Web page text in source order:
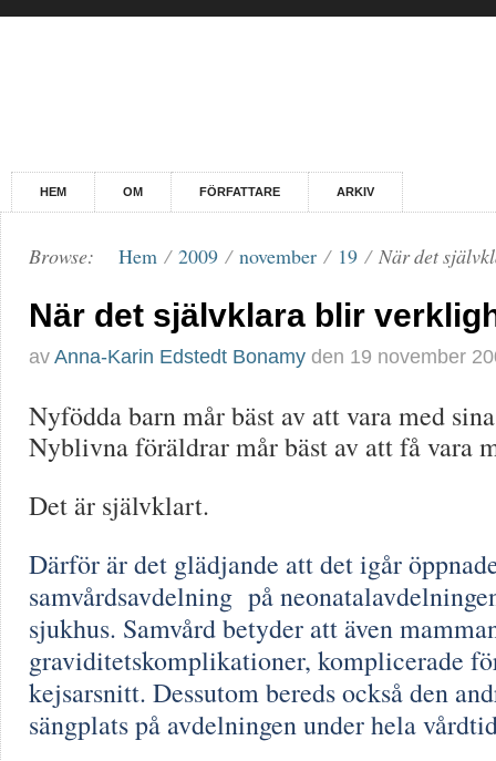
HEM OM FÖRFATTARE ARKIV
Browse: Hem / 2009 / november / 19 / När det
När det självklara blir
av Anna-Karin Edstedt Bonamy den 19 november
Nyfödda barn mår bäst av att vara med
Nyblivna föräldrar mår bäst av att få vara
Det är självklart.
Därför är det glädjande att det igår
samvårdsavdelning på
sjukhus. Samvård betyder att även
graviditetskomplikationer, komplicerade
kejsarsnitt. Dessutom bereds också den
sängplats på avdelningen under hela